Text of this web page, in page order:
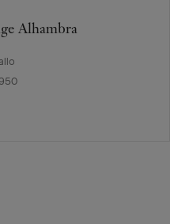
Alhambra